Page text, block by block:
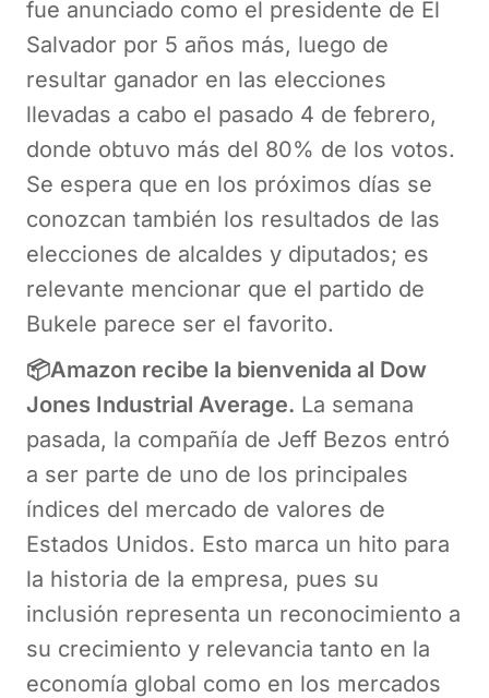
fue anunciado como el presidente de El
Salvador por 5 años más, luego de
resultar ganador en las elecciones
llevadas a cabo el pasado 4 de febrero,
donde obtuvo más del 80% de los votos.
Se espera que en los próximos días se
conozcan también los resultados de las
elecciones de alcaldes y diputados; es
relevante mencionar que el partido de
Bukele parece ser el favorito.
📦Amazon recibe la bienvenida al Dow
Jones Industrial Average. La semana
pasada, la compañía de Jeff Bezos entró
a ser parte de uno de los principales
índices del mercado de valores de
Estados Unidos. Esto marca un hito para
la historia de la empresa, pues su
inclusión representa un reconocimiento a
su crecimiento y relevancia tanto en la
economía global como en los mercados